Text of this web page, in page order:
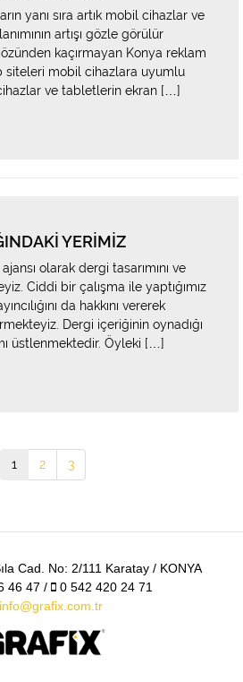
yanı sıra artık mobil cihazlar ve
artışı gözle görülür
kaçırmayan Konya reklam
siteleri mobil cihazlara uyumlu
ve tabletlerin ekran […]
YERIMIZ
olarak dergi tasarımını ve
Ciddi bir çalışma ile yaptığımız
da hakkını vererek
Dergi içeriğinin oynadığı
üstlenmektedir. Öyleki […]
1 2 3
Cad. No: 2/111 Karatay / KONYA
46 47 / 0 542 420 24 71
info@grafix.com.tr